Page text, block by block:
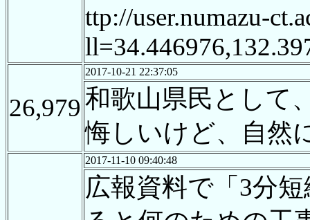
ttp://user.numazu-
26,979
2017-10-21 22:37:05
和歌山県民として
悔しいけど、自然
2017-11-10 09:40:48
広報資料で「3分